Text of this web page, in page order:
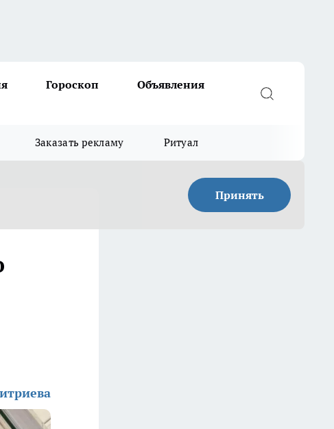
Гороскоп
Объявления
Заказать рекламу Ритуал
Принять